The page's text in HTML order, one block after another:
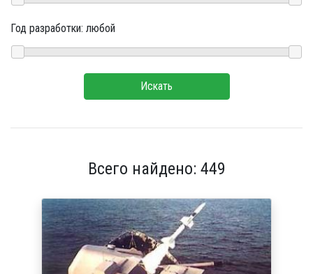
Год разработки: любой
Искать
Всего найдено: 449